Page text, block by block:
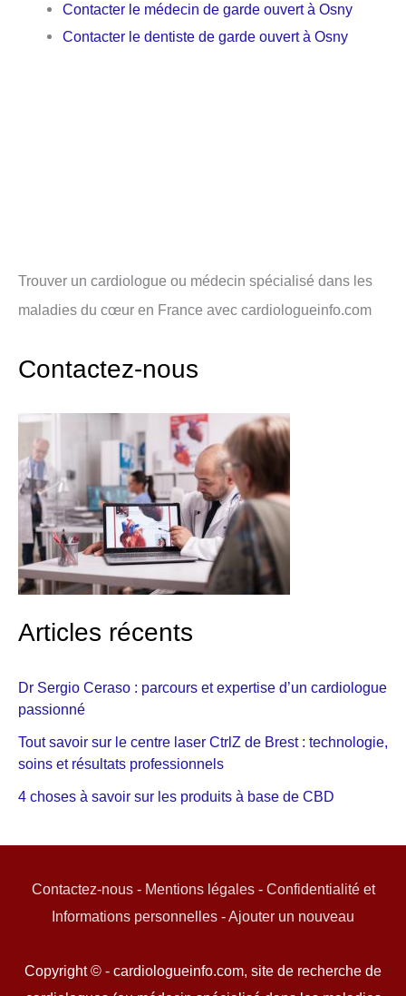
Contacter le médecin de garde ouvert à Osny
Contacter le dentiste de garde ouvert à Osny
Trouver un cardiologue ou médecin spécialisé dans les
maladies du cœur en France avec cardiologueinfo.com
Contactez-nous
Articles récents
Dr Sergio Ceraso : parcours et expertise d’un cardiologue
passionné
Tout savoir sur le centre laser CtrlZ de Brest : technologie,
soins et résultats professionnels
4 choses à savoir sur les produits à base de CBD
Contactez-nous- Mentions légales- Confidentialité et
Informations personnelles -Ajouter un nouveau
Copyright © - cardiologueinfo.com, site de recherche de